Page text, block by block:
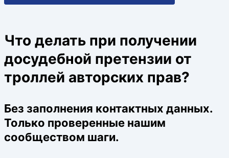
Что делать при получении
досудебной претензии от
троллей авторских прав?
Без заполнения контактных данных.
Только проверенные нашим
сообществом шаги.